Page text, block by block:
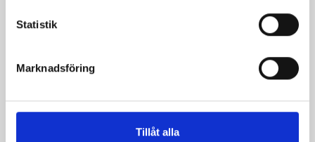
Statistik
Marknadsföring
Tillåt alla
Verum® filmjölk
Smör Eko